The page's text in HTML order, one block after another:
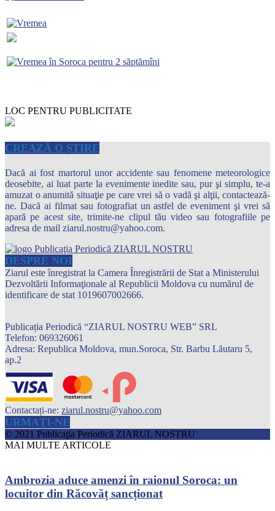
LOC PENTRU PUBLICITATE
CREAZĂ O ȘTIRE
Dacă ai fost martorul unor accidente sau fenomene meteorologice
deosebite, ai luat parte la evenimente inedite sau, pur şi simplu, te-a
amuzat o anumită situaţie pe care vrei să o vadă şi alţii, contactează-
ne. Dacă ai filmat sau fotografiat un astfel de eveniment şi vrei să
apară pe acest site, trimite-ne clipul tău video sau fotografiile pe
adresa de mail ziarul.nostru@yahoo.com.
DESPRE NOI
Ziarul este înregistrat la Camera Înregistrării de Stat a Ministerului
Dezvoltării Informaţionale al Republicii Moldova cu numărul de
identificare de stat 1019607002666.
Publicația Periodică “ZIARUL NOSTRU WEB” SRL
Telefon: 069326061
Adresa: Republica Moldova, mun.Soroca, Str. Barbu Lăutaru 5,
ap.2
Contactați-ne: ziarul.nostru@yahoo.com
URMAȚI-NE
© 2021 Publicaţia Periodică ZIARUL NOSTRU
MAI MULTE ARTICOLE
Ambrozia aduce amenzi în raionul Soroca: un
locuitor din Răcovăț sancționat